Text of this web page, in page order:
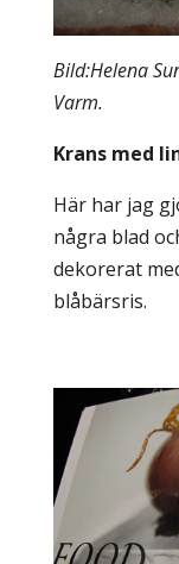
Bild:Helena
Varm.
Krans med
Här har jag
några blad
dekorerat
blåbärsris.